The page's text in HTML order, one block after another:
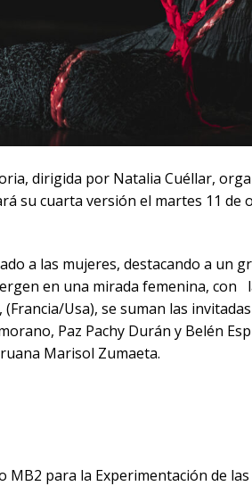
dirigida por Natalia Cuéllar,
su cuarta versión el martes 11 de
a las mujeres, destacando a un
en una mirada femenina, con
Usa), se suman las
Paz Pachy Durán y Belén
Marisol Zumaeta.
MB2 para la Experimentación de